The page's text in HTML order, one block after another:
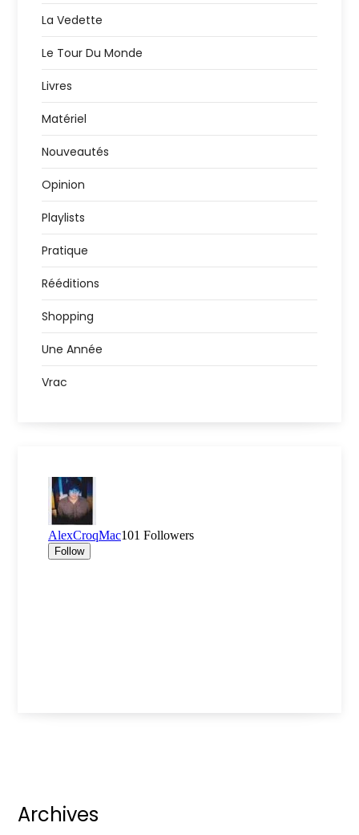
La Vedette
Le Tour Du Monde
Livres
Matériel
Nouveautés
Opinion
Playlists
Pratique
Rééditions
Shopping
Une Année
Vrac
Archives